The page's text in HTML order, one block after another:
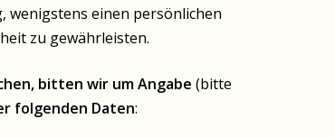
einen persönlichen
zu gewährleisten.
bitten wir um Angabe (bitte
folgenden Daten: